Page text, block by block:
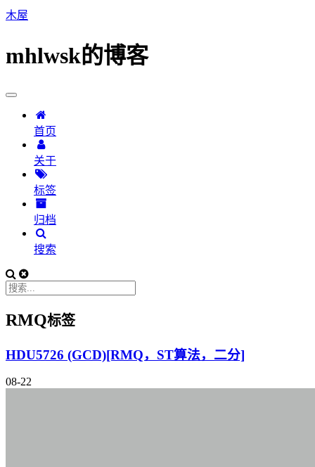
木屋
mhlwsk的博客
首页
关于
标签
归档
搜索
RMQ标签
HDU5726 (GCD)[RMQ，ST算法，二分]
08-22